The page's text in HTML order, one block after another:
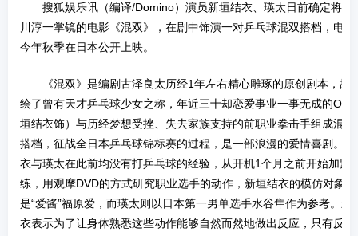
搜狐娱乐讯（编译/Domino）演员新垣结衣、瑛太日前确定将主
川淳一掌镜的电影《混双》，在剧中饰演一对乒乓球混双搭档，电
今年秋季在日本公开上映。
《混双》是编剧古泽良太历经1年左右精心雕琢的原创剧本，故
绘了曾有天才乒乓球少女之称，年近三十却恋爱事业一事无成的OL
垣结衣饰）与历经梦想受挫、失去家族支持的前职业拳击手组成混合
搭档，征战全日本乒乓球锦标赛的过程，是一部浪漫的爱情喜剧。新
衣与瑛太在此前均没有打乒乓球的经验，从开机1个月之前开始加紧
练，用观摩DVD的方式研究职业选手的动作，新垣结衣的模仿对象正
是“爱酱”福原爱，而瑛太则以日本第一男单选手水谷隼作为参考。新
衣表示为了让身体熟悉这些动作能够自然而然地做出反应，只有反复